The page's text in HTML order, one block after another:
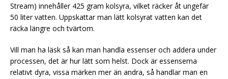
Stream) innehåller 425 gram kolsyra, vilket räcker åt ungefär
50 liter vatten. Uppskattar man lätt kolsyrat vatten kan det
räcka längre och tvärtom.
Vill man ha läsk så kan man handla essenser och addera under
processen, det är hur lätt som helst. Dock är essenserna
relativt dyra, vissa märken mer än andra, så handlar man en